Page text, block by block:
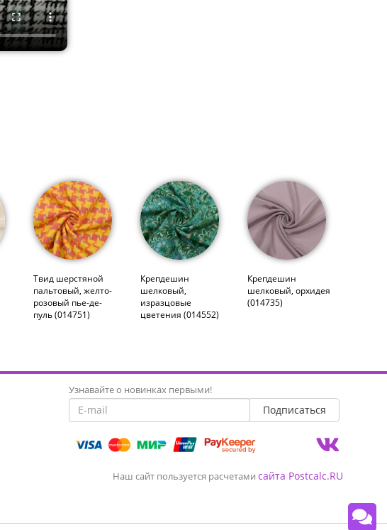
Твид шерстяной
пальтовый, желто-
розовый пье-де-
пуль (014751)
Крепдешин
шелковый,
изразцовые
цветения (014552)
Крепдешин
шелковый, орхидея
(014735)
Узнавайте о новинках первыми!
Наш сайт пользуется расчетами сайта Postcalc.RU